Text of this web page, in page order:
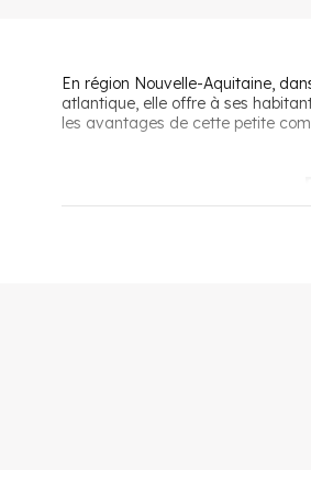
En région Nouvelle-Aquitaine,
atlantique, elle offre à ses
les avantages de cette petite